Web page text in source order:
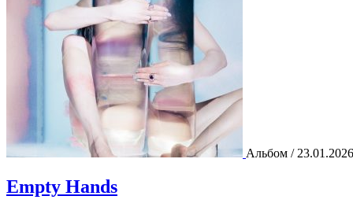
Альбом / 23.01.2026
Empty Hands